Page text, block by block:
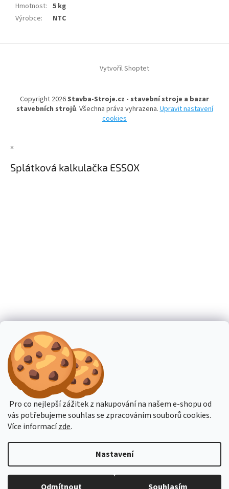
Pro co nejlepší zážitek z nakupování na našem e-shopu od
vás potřebujeme souhlas se zpracováním souborů cookies.
Více informacízde.
Nastavení
Budete-li potřebovat poradit, pište přes online podporu nebo na email
Hmotnost: 5 kg
Výrobce: NTC
Vytvořil Shoptet
Copyright 2026Stavba-Stroje.cz - stavební stroje a bazar
stavebních strojů. Všechna práva vyhrazena.Upravit nastavení
cookies
×
Splátková kalkulačka ESSOX